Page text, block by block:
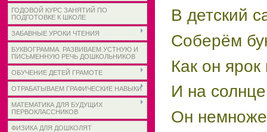
ГОДОВОЙ КУРС ЗАНЯТИЙ ПО
ПОДГОТОВКЕ К ШКОЛЕ
ЗАБАВНЫЕ УРОКИ ЧТЕНИЯ
БУКВОГРАММА. РАЗВИВАЕМ УСТНУЮ И
ПИСЬМЕННУЮ РЕЧЬ ДОШКОЛЬНИКОВ
ОБУЧЕНИЕ ДЕТЕЙ ГРАМОТЕ
ОТРАБАТЫВАЕМ ГРАФИЧЕСКИЕ НАВЫКИ
МАТЕМАТИКА ДЛЯ БУДУЩИХ
ПЕРВОКЛАССНИКОВ
ФИЗИКА ДЛЯ ДОШКОЛЯТ
В детский
Соберём
Как он
И на
Он